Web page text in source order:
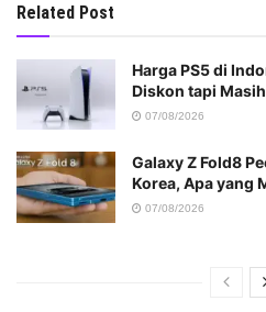
Related Post
Harga PS5 di
Diskon tapi
07/08/2026
Galaxy Z Fold8
Korea, Apa yang
07/08/2026